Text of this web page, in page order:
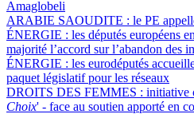
Amaglobeli
ARABIE SAOUDITE : le PE
ÉNERGIE : les députés européens
majorité l’accord sur l’abandon des
ÉNERGIE : les eurodéputés
paquet législatif pour les réseaux
DROITS DES FEMMES : initiative
Choix' - face au soutien apporté en